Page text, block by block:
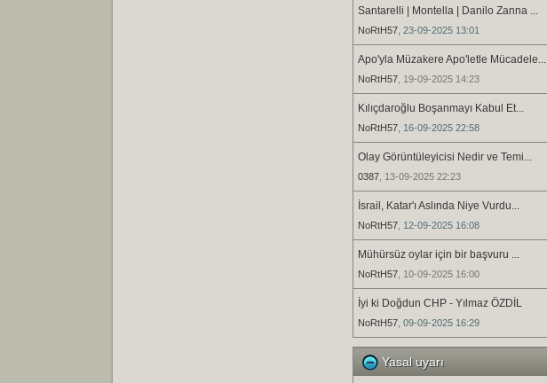
Santarelli | Montella | Danilo Zanna ...
NoRtH57 , 23-09-2025 13:01
Apo'yla Müzakere Apo'letle Mücadele...
NoRtH57 , 19-09-2025 14:23
Kılıçdaroğlu Boşanmayı Kabul Et...
NoRtH57 , 16-09-2025 22:58
Olay Görüntüleyicisi Nedir ve Temi...
0387 , 13-09-2025 22:23
İsrail, Katar'ı Aslında Niye Vurdu...
NoRtH57 , 12-09-2025 16:08
Mühürsüz oylar için bir başvuru ...
NoRtH57 , 10-09-2025 16:00
İyi ki Doğdun CHP - Yılmaz ÖZDİL
NoRtH57 , 09-09-2025 16:29
Yasal uyarı